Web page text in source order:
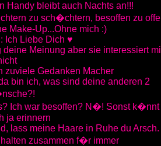
Handy bleibt auch Nachts an!!!
zu sch�chtern, besoffen zu
Make-Up...Ohne mich :)
Ich Liebe Dich ♥
deine Meinung aber sie interessiert
zuviele Gedanken Macher
bin ich, was sind deine anderen 2
Ich war besoffen? N�! Sonst k�nnt
ja erinnern
lass meine Haare in Ruhe du Arsch.
zusammen f�r immer